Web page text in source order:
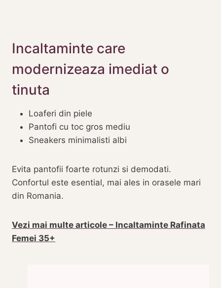
Incaltaminte care
modernizeaza imediat o
tinuta
Loaferi din piele
Pantofi cu toc gros mediu
Sneakers minimalisti albi
Evita pantofii foarte rotunzi si demodati.
Confortul este esential, mai ales in orasele mari
din Romania.
Vezi mai multe articole – Incaltaminte Rafinata
Femei 35+